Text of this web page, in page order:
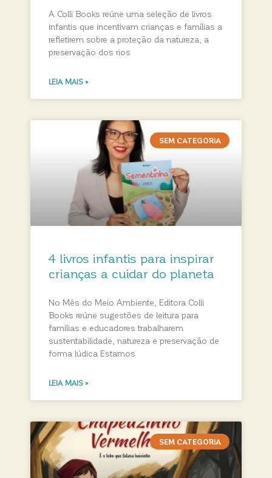
A Colli Books reúne uma seleção de livros
infantis que incentivam crianças e famílias a
refletirem sobre a proteção da natureza, a
preservação dos rios
LEIA MAIS »
SEM CATEGORIA
4 livros infantis para inspirar
crianças a cuidar do planeta
No Mês do Meio Ambiente, Editora Colli
Books reúne sugestões de leitura para
famílias e educadores trabalharem
sustentabilidade, natureza e preservação de
forma lúdica Estamos
LEIA MAIS »
SEM CATEGORIA